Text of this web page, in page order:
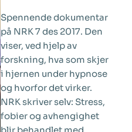
med
Hypnoterapi
Spennende dokumentar
på NRK 7 des 2017. Den
viser, ved hjelp av
forskning, hva som skjer
i hjernen under hypnose
og hvorfor det virker.
NRK skriver selv: Stress,
fobier og avhengighet